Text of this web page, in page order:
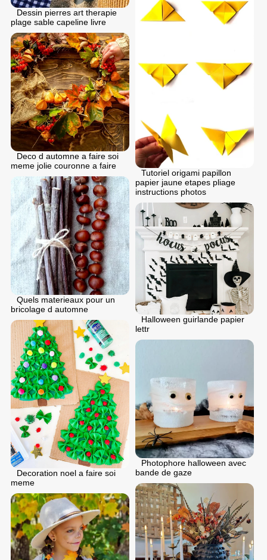
Tutoriel origami papillon
papier jaune etapes pliage
instructions photos
Dessin pierres art therapie
plage sable capeline livre
Deco d automne a faire soi
meme jolie couronne a faire
Quels materieaux pour un
bricolage d automne
Halloween guirlande papier
lettr
Decoration noel a faire soi
meme
Photophore halloween avec
bande de gaze